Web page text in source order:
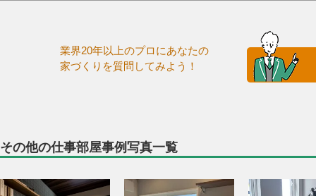
業界20年以上のプロにあなたの
家づくりを質問してみよう！
その他の仕事部屋事例写真一覧